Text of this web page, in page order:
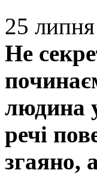
25
Не
людина
речі
згаяно,